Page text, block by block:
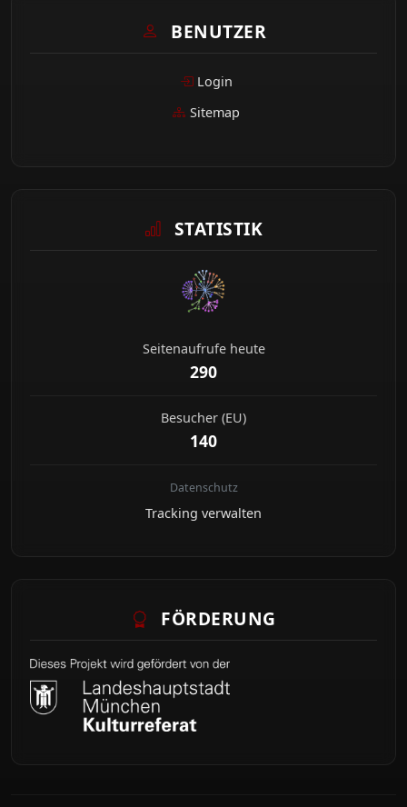
BENUTZER
Login
Sitemap
STATISTIK
Seitenaufrufe heute
290
Besucher (EU)
140
Datenschutz
Tracking verwalten
FÖRDERUNG